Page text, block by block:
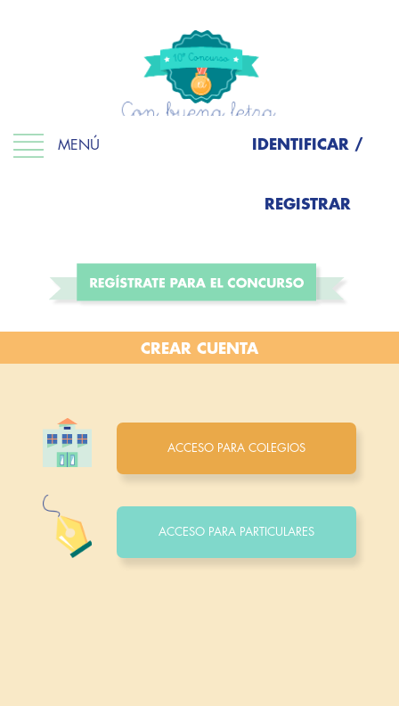
MENÚ IDENTIFICAR /
REGISTRAR
CREAR CUENTA
ACCESO PARA COLEGIOS
ACCESO PARA PARTICULARES